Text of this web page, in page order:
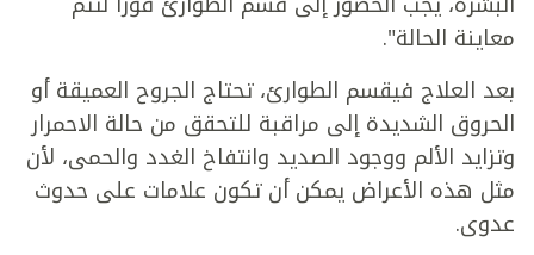
معاينة الحالة".
بعد العلاج فيقسم الطوارئ، تحتاج الجروح العميقة أو
الحروق الشديدة إلى مراقبة للتحقق من حالة الاحمرار
وتزايد الألم ووجود الصديد وانتفاخ الغدد والحمى، لأن
مثل هذه الأعراض يمكن أن تكون علامات على حدوث
عدوى.